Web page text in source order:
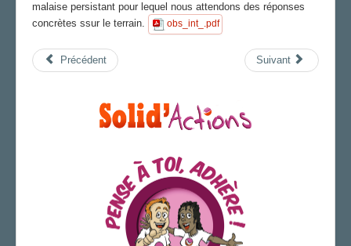
malaise persistant pour lequel nous attendons des réponses
concrètes ssur le terrain.
obs_int_.pdf
Précédent Suivant